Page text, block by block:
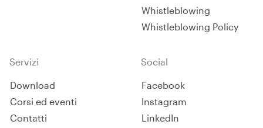
Whistleblowing
Whistleblowing Policy
Servizi
Download
Corsi ed eventi
Contatti
Social
Facebook
Instagram
LinkedIn